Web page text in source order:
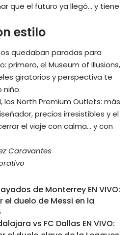
que el futuro ya llegó… y tiene
estilo
quedaban paradas para
primero, el Museum of Illusions,
giratorios y perspectiva te
niño.
los North Premium Outlets: más
precios irresistibles y el
el viaje con calma… y con
Caravantes
de Monterrey EN VIVO:
el duelo de Messi en la
vs FC Dallas EN VIVO: